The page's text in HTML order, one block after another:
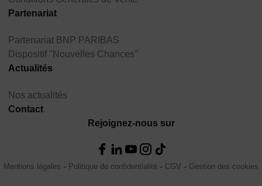
Partenariat
Partenariat BNP PARIBAS
Dispositif "Nouvelles Chances"
Actualités
Nos actualités
Contact
Rejoignez-nous sur
Mentions légales Politique de confidentialité CGV Gestion des cookies